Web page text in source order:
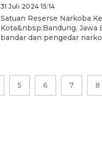
31 Juli 2024 15:14
Satuan Reserse Narkoba
Kota&nbsp;Bandung, Jawa
bandar dan pengedar
5 6 7 8